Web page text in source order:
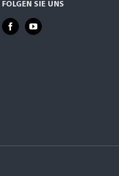
FOLGEN SIE UNS